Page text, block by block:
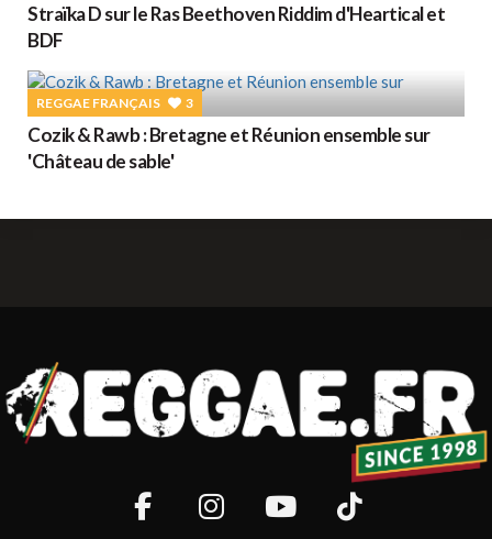
Straïka D sur le Ras Beethoven Riddim d'Heartical et
BDF
REGGAE FRANÇAIS 3
Cozik & Rawb : Bretagne et Réunion ensemble sur
'Château de sable'